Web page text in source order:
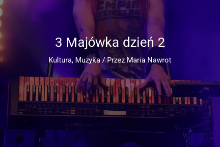
3 Majówka dzień 2
Kultura, Muzyka/ Przez Maria Nawrot